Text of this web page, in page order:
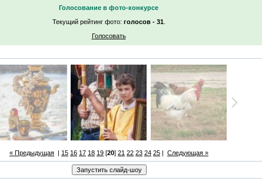
Голосование в фото-конкурсе
Текущий рейтинг фото: голосов - 31.
Голосовать
« Предыдущая | 15 16 17 18 19 [20] 21 22 23 24 25 | Следующая »